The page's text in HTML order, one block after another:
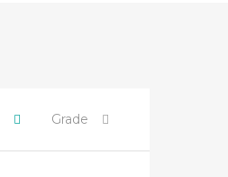
Grade